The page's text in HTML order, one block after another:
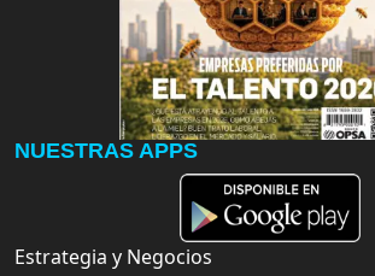
NUESTRAS APPS
Estrategia y Negocios